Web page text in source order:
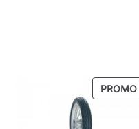
PROMO